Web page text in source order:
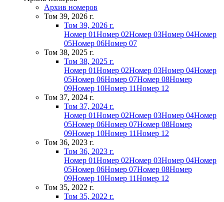
Архив номеров
Том 39, 2026 г.
Том 39, 2026 г.
Номер 01Номер 02Номер 03Номер 04Номер
05Номер 06Номер 07
Том 38, 2025 г.
Том 38, 2025 г.
Номер 01Номер 02Номер 03Номер 04Номер
05Номер 06Номер 07Номер 08Номер
09Номер 10Номер 11Номер 12
Том 37, 2024 г.
Том 37, 2024 г.
Номер 01Номер 02Номер 03Номер 04Номер
05Номер 06Номер 07Номер 08Номер
09Номер 10Номер 11Номер 12
Том 36, 2023 г.
Том 36, 2023 г.
Номер 01Номер 02Номер 03Номер 04Номер
05Номер 06Номер 07Номер 08Номер
09Номер 10Номер 11Номер 12
Том 35, 2022 г.
Том 35, 2022 г.